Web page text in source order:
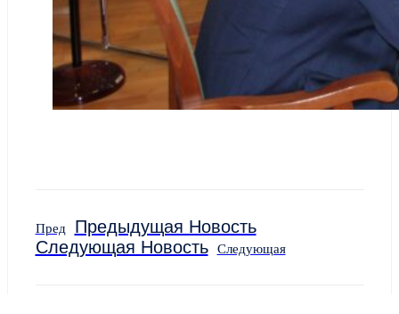
Пред
Предыдущая Новость
Следующая Новость
Следующая